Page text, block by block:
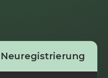
Neuregistrierung